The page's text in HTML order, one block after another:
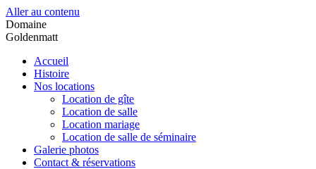
Aller au contenu
Domaine
Goldenmatt
Accueil
Histoire
Nos locations
Location de gîte
Location de salle
Location mariage
Location de salle de séminaire
Galerie photos
Contact & réservations